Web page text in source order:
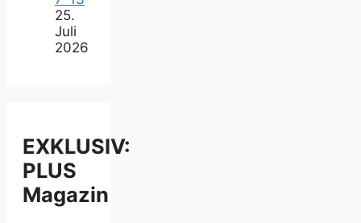
25.
Juli
2026
EXKLUSIV:
PLUS
Magazin